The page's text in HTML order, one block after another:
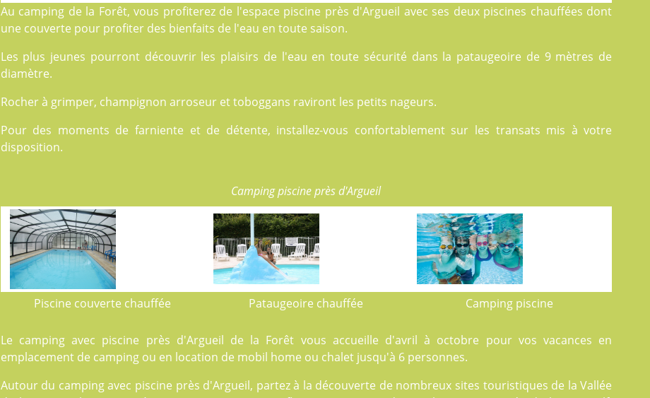
Au camping de la Forêt, vous profiterez de l'espace piscine près d'Argueil avec ses deux piscines chauffées dont
une couverte pour profiter des bienfaits de l'eau en toute saison.
Les plus jeunes pourront découvrir les plaisirs de l'eau en toute sécurité dans la pataugeoire de 9 mètres de
diamètre.
Rocher à grimper, champignon arroseur et toboggans raviront les petits nageurs.
Pour des moments de farniente et de détente, installez-vous confortablement sur les transats mis à votre
disposition.
Camping piscine près d'Argueil
Piscine couverte chauffée Pataugeoire chauffée Camping piscine
Le camping avec piscine près d'Argueil de la Forêt vous accueille d'avril à octobre pour vos vacances en
emplacement de campingou en location de mobil home ou chalet jusqu'à 6 personnes.
Autour du camping avec piscine près d'Argueil, partez à la découverte de nombreux sites touristiques de la Vallée